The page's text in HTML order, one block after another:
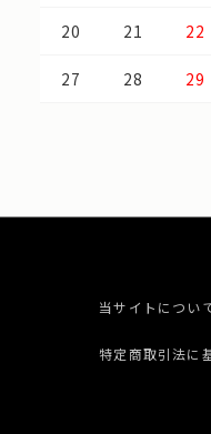
20 21 22
27 28 29
当サイトについ
特定商取引法に